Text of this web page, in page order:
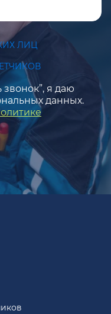
ЛИЦ
я даю
данных.